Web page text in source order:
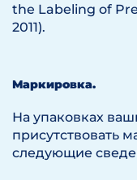
the Labeling of
2011).
Маркировка.
На упаковках
присутствовать
следующие